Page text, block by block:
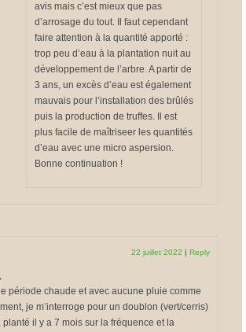
avis mais c’est mieux que pas
d’arrosage du tout. Il faut cependant
faire attention à la quantité apporté :
trop peu d’eau à la plantation nuit au
développement de l’arbre. A partir de
3 ans, un excès d’eau est également
mauvais pour l’installation des brûlés
puis la production de truffes. Il est
plus facile de maîtriseer les quantités
d’eau avec une micro aspersion.
Bonne continuation !
22 juillet 2022 Reply
période chaude et avec aucune pluie comme
je m’interroge pour un doublon (vert/cerris)
planté il y a 7 mois sur la fréquence et la